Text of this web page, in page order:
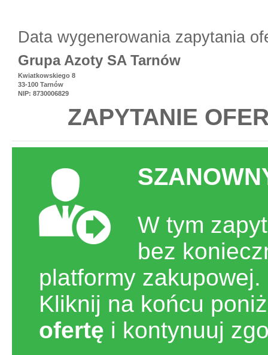
Data wygenerowania zapytania
Grupa Azoty SA Tarnów
Kwiatkowskiego 8
33-100 Tarnów
NIP: 8730006829
ZAPYTANIE
W tym
bez
platformy zakupowej.
Kliknij na końcu
ofertę i kontynuuj